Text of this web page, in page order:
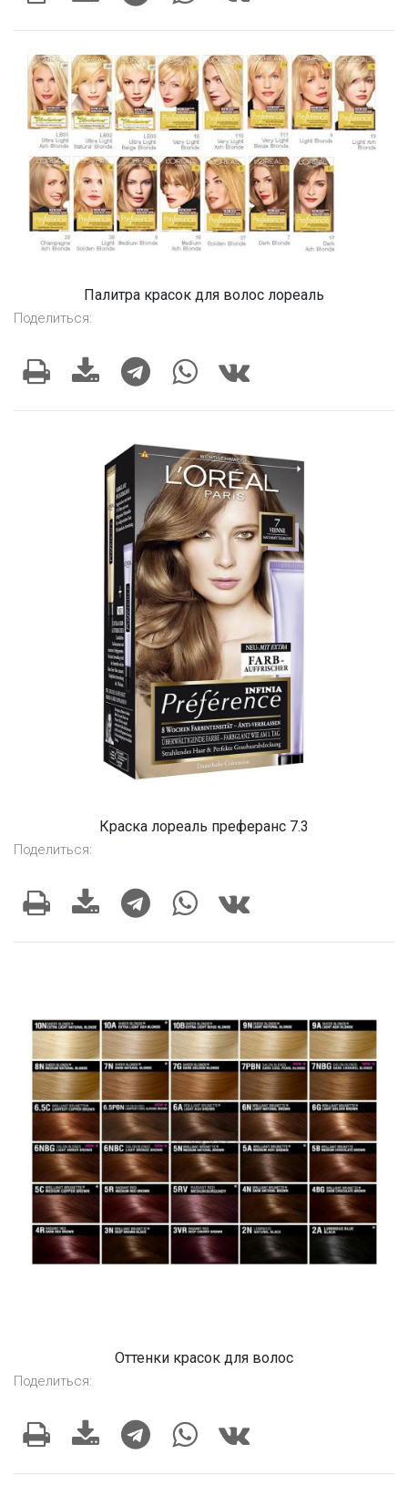
Палитра красок для волос лореаль
Поделиться:
Краска лореаль преферанс 7.3
Поделиться:
Оттенки красок для волос
Поделиться: